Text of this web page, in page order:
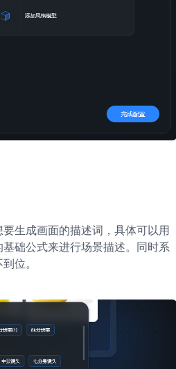
生成画面的描述词，具体可以用
础公式来进行场景描述。同时系
位。